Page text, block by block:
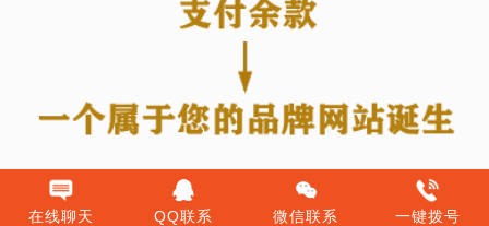
在线聊天 QQ联系 微信联系 一键拨号